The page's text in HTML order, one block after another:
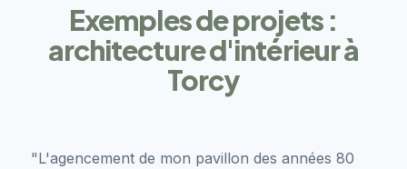
Exemples de projets :
architecture d'intérieur à
Torcy
"L'agencement de mon pavillon des années 80